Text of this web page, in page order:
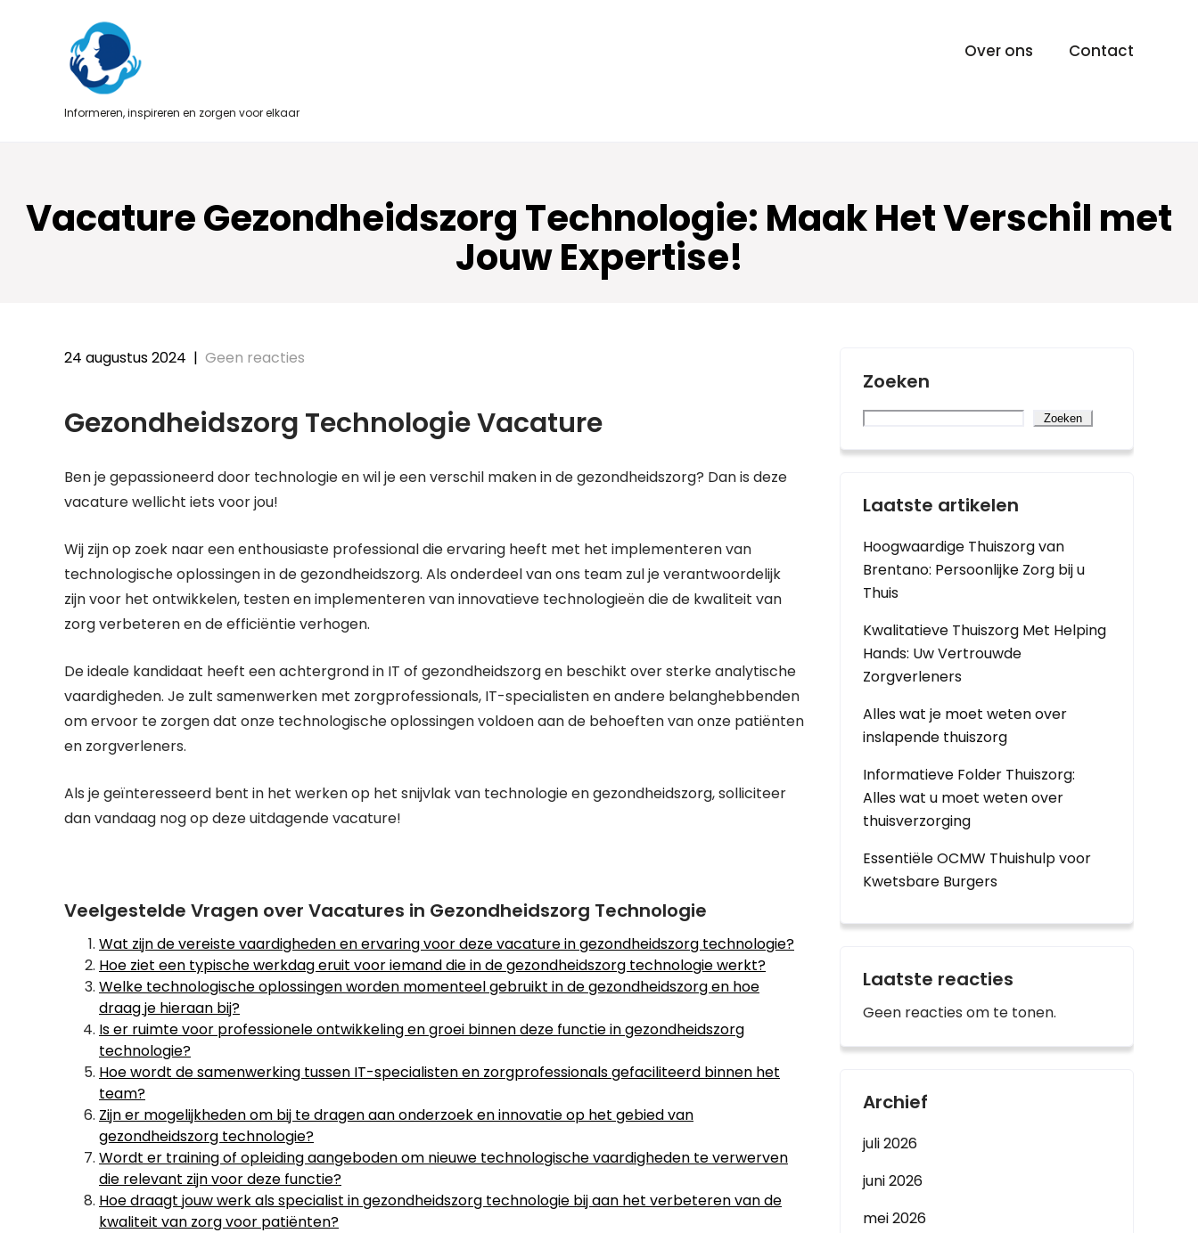
Informeren, inspireren en zorgen voor elkaar
Over ons Contact
Vacature Gezondheidszorg Technologie: Maak Het Verschil met
Jouw Expertise!
24 augustus 2024 | Geen reacties
Gezondheidszorg Technologie Vacature
Ben je gepassioneerd door technologie en wil je een verschil maken in de gezondheidszorg? Dan is deze
vacature wellicht iets voor jou!
Wij zijn op zoek naar een enthousiaste professional die ervaring heeft met het implementeren van
technologische oplossingen in de gezondheidszorg. Als onderdeel van ons team zul je verantwoordelijk
zijn voor het ontwikkelen, testen en implementeren van innovatieve technologieën die de kwaliteit van
zorg verbeteren en de efficiëntie verhogen.
De ideale kandidaat heeft een achtergrond in IT of gezondheidszorg en beschikt over sterke analytische
vaardigheden. Je zult samenwerken met zorgprofessionals, IT-specialisten en andere belanghebbenden
om ervoor te zorgen dat onze technologische oplossingen voldoen aan de behoeften van onze patiënten
en zorgverleners.
Als je geïnteresseerd bent in het werken op het snijvlak van technologie en gezondheidszorg, solliciteer
dan vandaag nog op deze uitdagende vacature!
Veelgestelde Vragen over Vacatures in Gezondheidszorg Technologie
Wat zijn de vereiste vaardigheden en ervaring voor deze vacature in gezondheidszorg technologie?
Hoe ziet een typische werkdag eruit voor iemand die in de gezondheidszorg technologie werkt?
Welke technologische oplossingen worden momenteel gebruikt in de gezondheidszorg en hoe
draag je hieraan bij?
Is er ruimte voor professionele ontwikkeling en groei binnen deze functie in gezondheidszorg
technologie?
Hoe wordt de samenwerking tussen IT-specialisten en zorgprofessionals gefaciliteerd binnen het
team?
Zijn er mogelijkheden om bij te dragen aan onderzoek en innovatie op het gebied van
gezondheidszorg technologie?
Wordt er training of opleiding aangeboden om nieuwe technologische vaardigheden te verwerven
die relevant zijn voor deze functie?
Hoe draagt jouw werk als specialist in gezondheidszorg technologie bij aan het verbeteren van de
kwaliteit van zorg voor patiënten?
Zoeken
Zoeken
Laatste artikelen
Hoogwaardige Thuiszorg van
Brentano: Persoonlijke Zorg bij u
Thuis
Kwalitatieve Thuiszorg Met Helping
Hands: Uw Vertrouwde
Zorgverleners
Alles wat je moet weten over
inslapende thuiszorg
Informatieve Folder Thuiszorg:
Alles wat u moet weten over
thuisverzorging
Essentiële OCMW Thuishulp voor
Kwetsbare Burgers
Laatste reacties
Geen reacties om te tonen.
Archief
juli 2026
juni 2026
mei 2026